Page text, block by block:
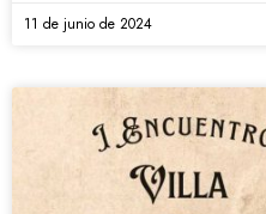
11 de junio de 2024